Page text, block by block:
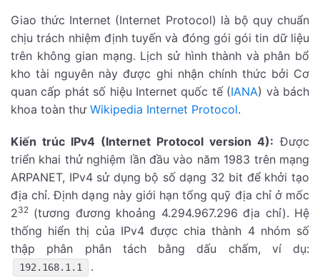
Giao thức Internet (Internet Protocol) là bộ quy chuẩn
chịu trách nhiệm định tuyến và đóng gói gói tin dữ liệu
trên không gian mạng. Lịch sử hình thành và phân bổ
kho tài nguyên này được ghi nhận chính thức bởi Cơ
quan cấp phát số hiệu Internet quốc tế (IANA) và bách
khoa toàn thư Wikipedia Internet Protocol.
Kiến trúc IPv4 (Internet Protocol version 4): Được
triển khai thử nghiệm lần đầu vào năm 1983 trên mạng
ARPANET, IPv4 sử dụng bộ số dạng 32 bit để khởi tạo
địa chỉ. Định dạng này giới hạn tổng quỹ địa chỉ ở mốc
232 (tương đương khoảng 4.294.967.296 địa chỉ). Hệ
thống hiển thị của IPv4 được chia thành 4 nhóm số
thập phân phân tách bằng dấu chấm, ví dụ:
192.168.1.1 .